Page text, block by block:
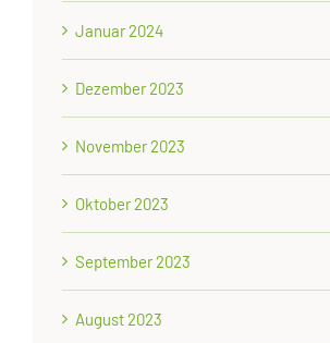
Januar 2024
Dezember 2023
November 2023
Oktober 2023
September 2023
August 2023